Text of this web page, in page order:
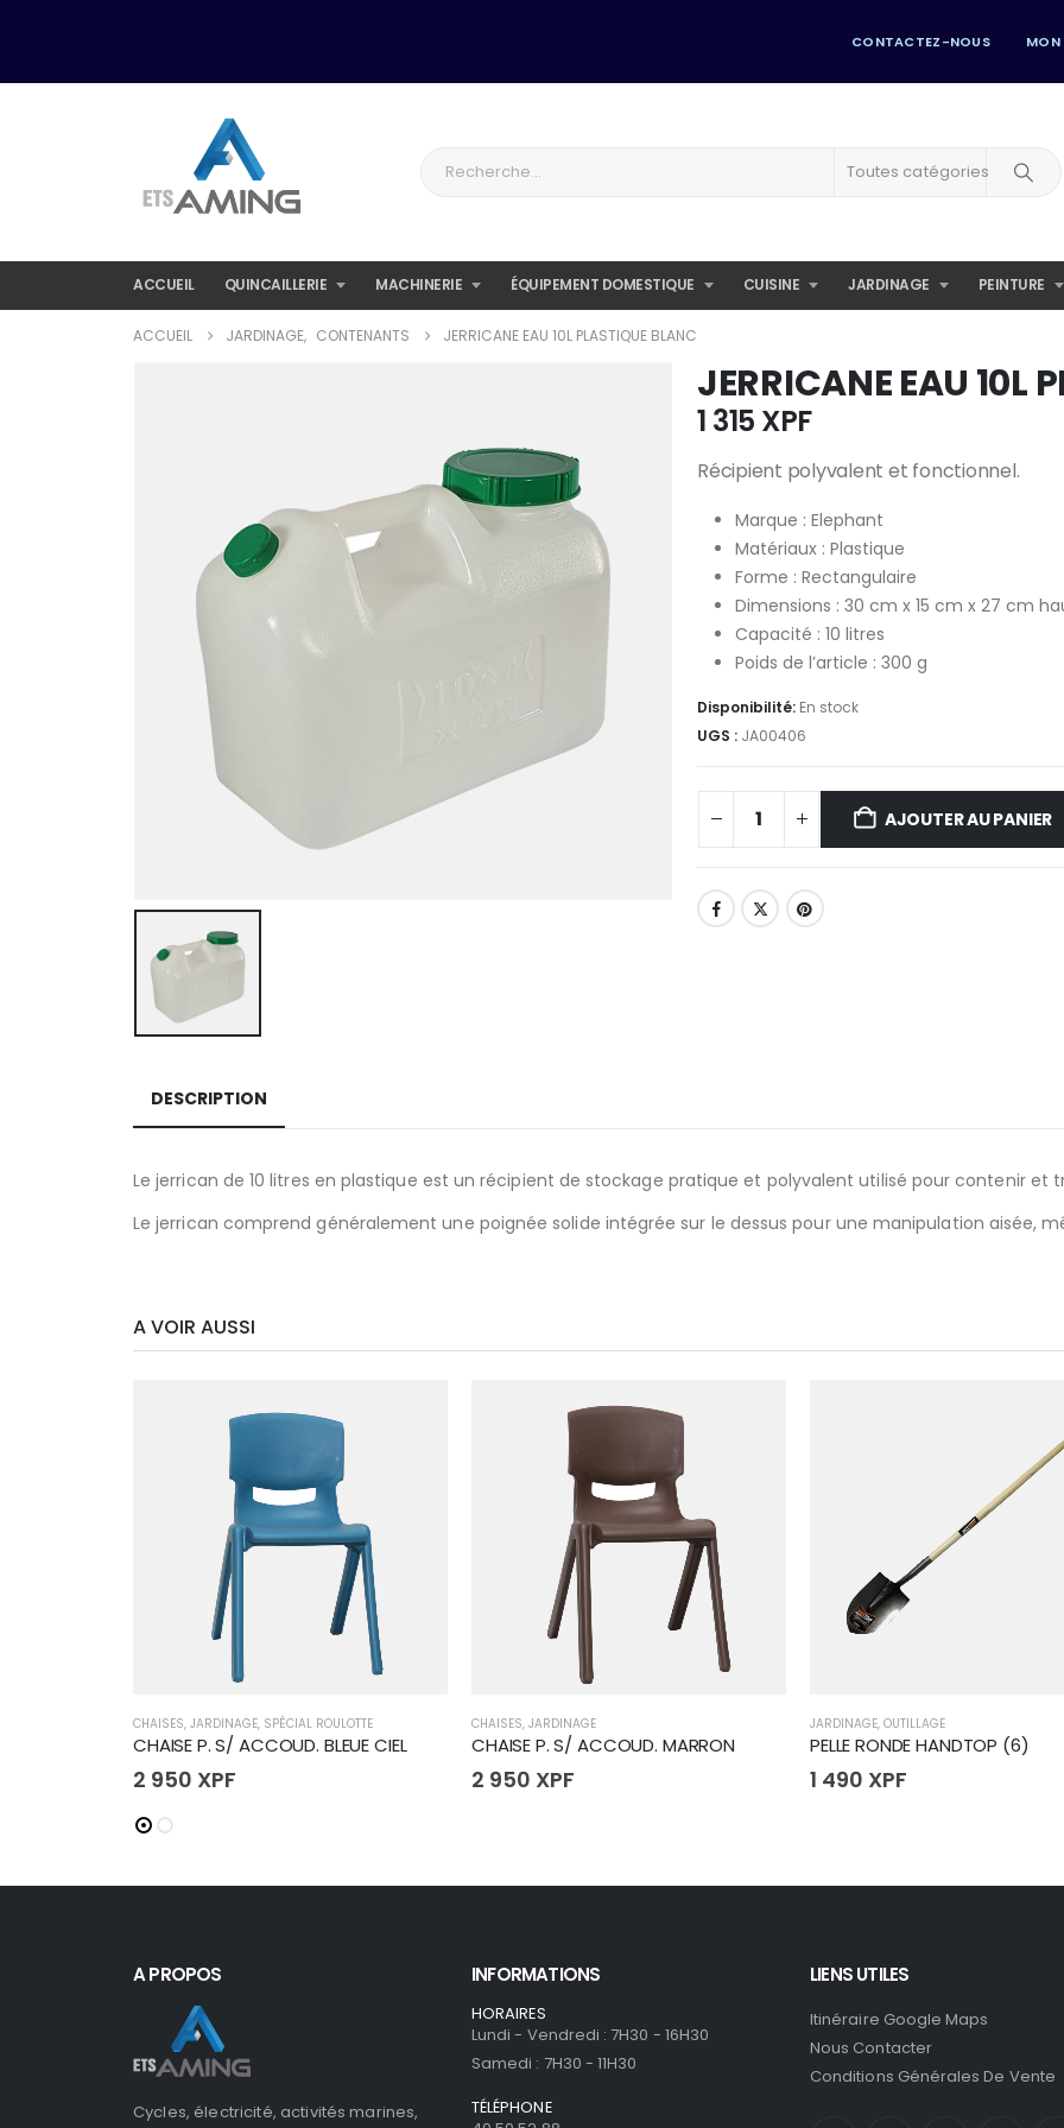
CONTACTEZ-NOUS MON
Toutes catégories
ACCUEIL QUINCAILLERIE MACHINERIE ÉQUIPEMENT DOMESTIQUE CUISINE JARDINAGE PEINTURE
ACCUEIL JARDINAGE, CONTENANTS JERRICANE EAU 10L PLASTIQUE BLANC
JERRICANE EAU 10L
1 315 XPF
Récipient polyvalent et fonctionnel.
Marque : Elephant
Matériaux : Plastique
Forme : Rectangulaire
Dimensions : 30 cm x 15 cm x 27 cm
Capacité : 10 litres
Poids de l’article : 300 g
Disponibilité: En stock
UGS : JA00406
AJOUTER AU PANIER
DESCRIPTION
Le jerrican de 10 litres en plastique est un récipient de stockage pratique et polyvalent utilisé pour contenir et
Le jerrican comprend généralement une poignée solide intégrée sur le dessus pour une manipulation aisée,
A VOIR AUSSI
CHAISES, JARDINAGE, SPÉCIAL ROULOTTE
CHAISE P. S/ ACCOUD. BLEUE CIEL
2 950 XPF
CHAISES, JARDINAGE
CHAISE P. S/ ACCOUD. MARRON
2 950 XPF
JARDINAGE, OUTILLAGE
PELLE RONDE HANDTOP (6)
1 490 XPF
A PROPOS
Cycles, électricité, activités marines,
INFORMATIONS
HORAIRES
Lundi - Vendredi : 7H30 - 16H30
Samedi : 7H30 - 11H30
TÉLÉPHONE
LIENS UTILES
Itinéraire Google Maps
Nous Contacter
Conditions Générales De Vente